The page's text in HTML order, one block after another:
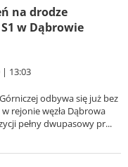
na drodze
w Dąbrowie
| 13:03
odbywa się już bez
rejonie węzła Dąbrowa
pełny dwupasowy pr...